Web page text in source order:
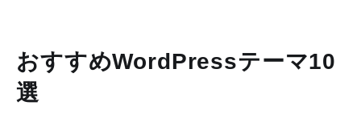
おすすめWordPressテーマ10
選